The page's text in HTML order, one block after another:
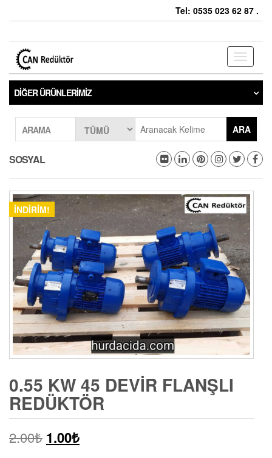
Tel: 0535 023 62 87 .
Toggle
DIĞER ÜRÜNLERIMIZ
ARAMA ARA
SOSYAL
İNDIRIM!
0.55 KW 45 DEVIR FLANŞLI
REDÜKTÖR
2.00₺ 1.00₺